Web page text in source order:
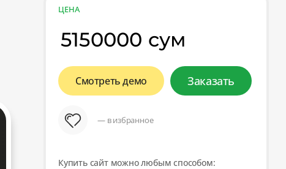
ЦЕНА
5150000 сум
Смотреть демо Заказать
— в избранное
Купить сайт можно любым способом: